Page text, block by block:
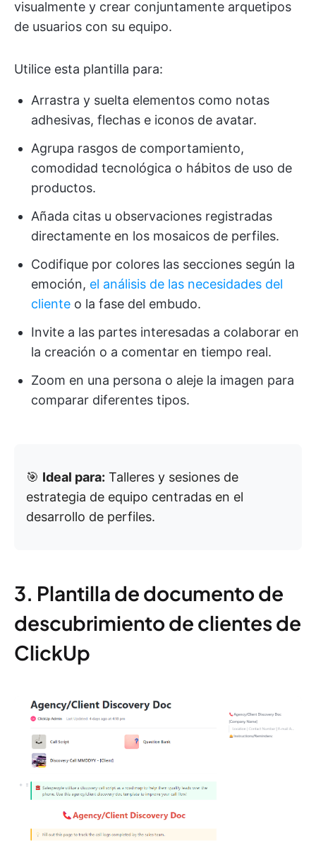
visualmente y crear conjuntamente arquetipos
de usuarios con su equipo.
Utilice esta plantilla para:
Arrastra y suelta elementos como notas
adhesivas, flechas e iconos de avatar.
Agrupa rasgos de comportamiento,
comodidad tecnológica o hábitos de uso de
productos.
Añada citas u observaciones registradas
directamente en los mosaicos de perfiles.
Codifique por colores las secciones según la
emoción, el análisis de las necesidades del
cliente o la fase del embudo.
Invite a las partes interesadas a colaborar en
la creación o a comentar en tiempo real.
Zoom en una persona o aleje la imagen para
comparar diferentes tipos.
🎯 Ideal para: Talleres y sesiones de
estrategia de equipo centradas en el
desarrollo de perfiles.
3. Plantilla de documento de
descubrimiento de clientes de
ClickUp